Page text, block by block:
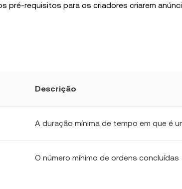
pré-requisitos para os criadores criarem
Descrição
A duração mínima de tempo em que é
O número mínimo de ordens concluídas